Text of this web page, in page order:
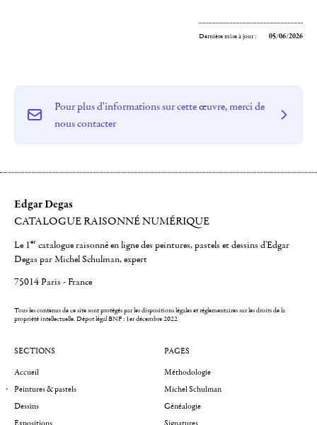
Dernière mise à jour : 05/06/2026
Pour plus d'informations sur cette œuvre, merci de
nous contacter
Edgar Degas
CATALOGUE RAISONNÉ NUMÉRIQUE
Le 1er catalogue raisonné en ligne des peintures, pastels et dessins d'Edgar
Degas par Michel Schulman, expert
75014 Paris - France
Tous les contenus de ce site sont protégés par les dispositions légales et réglementaires sur les droits de la
propriété intellectuelle.Dépot légal BNF : 1er décembre 2022
SECTIONS
Accueil
Peintures & pastels
Dessins
PAGES
Méthodologie
Michel Schulman
Généalogie